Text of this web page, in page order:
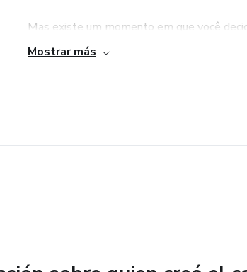
Mas existe um momento em que você
torna o ponto de virada mais poderoso da
Mostrar más